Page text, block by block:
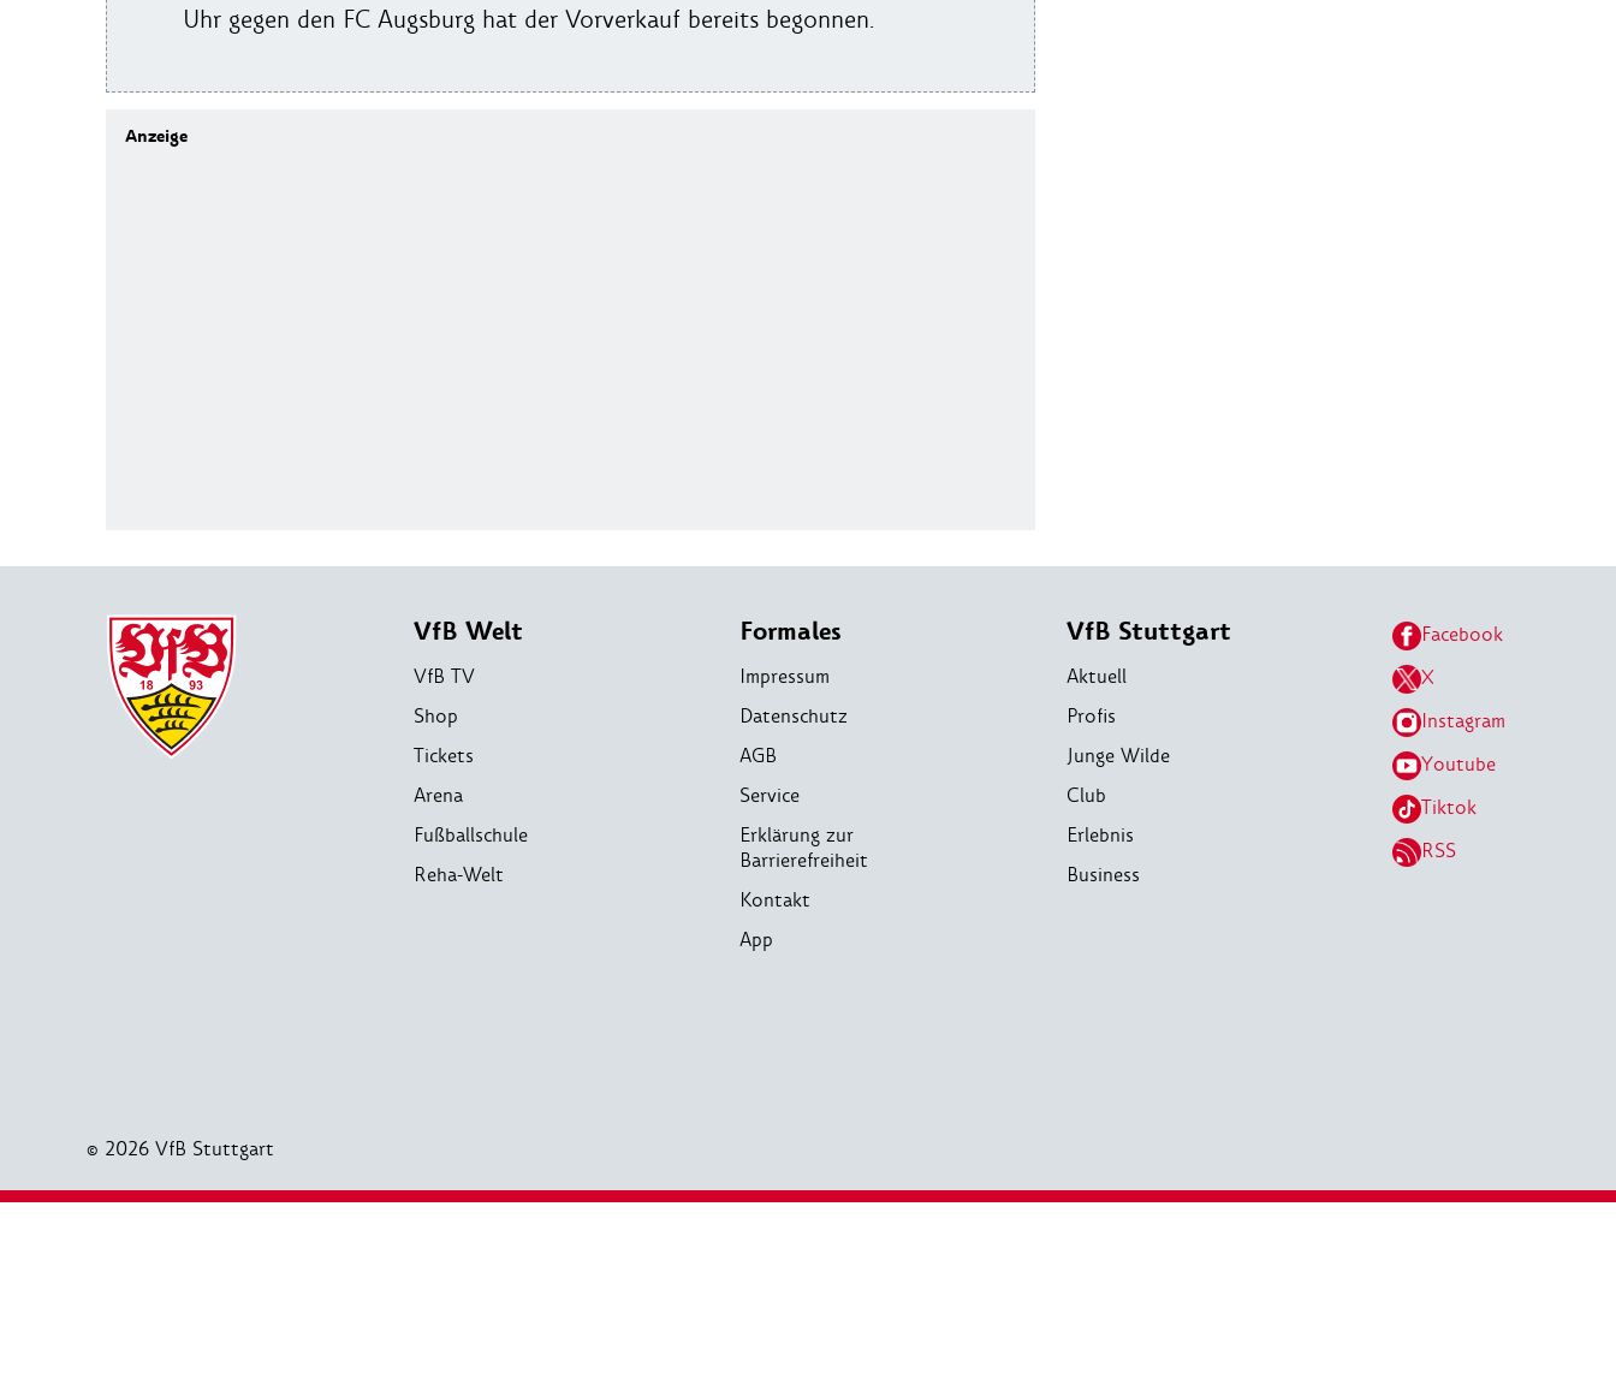
Uhr gegen den FC Augsburg hat der Vorverkauf bereits begonnen.
VfB Welt
VfB TV
Shop
Tickets
Arena
Fußballschule
Reha-Welt
Formales
Impressum
Datenschutz
AGB
Service
Erklärung zur
Barrierefreiheit
Kontakt
App
VfB Stuttgart
Aktuell
Profis
Junge Wilde
Club
Erlebnis
Business
Facebook
X
Instagram
Youtube
Tiktok
RSS
© 2026 VfB Stuttgart